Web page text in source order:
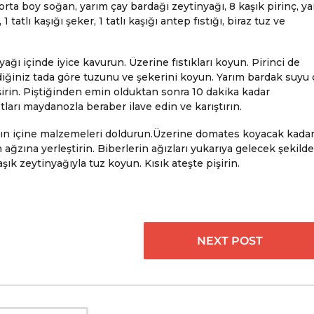
boy soğan, yarım çay bardağı zeytinyağı, 8 kaşık pirinç,
tatlı kaşığı şeker, 1 tatlı kaşığı antep fıstığı, biraz tuz ve
içinde iyice kavurun. Üzerine fıstıkları koyun. Pirinci de
tada göre tuzunu ve şekerini koyun. Yarım bardak suyu
Piştiğinden emin olduktan sonra 10 dakika kadar
maydanozla beraber ilave edin ve karıştırın.
içine malzemeleri doldurun.Üzerine domates koyacak kadar
yerleştirin. Biberlerin ağızları yukarıya gelecek şekilde
zeytinyağıyla tuz koyun. Kısık ateşte pişirin.
NEXT POST